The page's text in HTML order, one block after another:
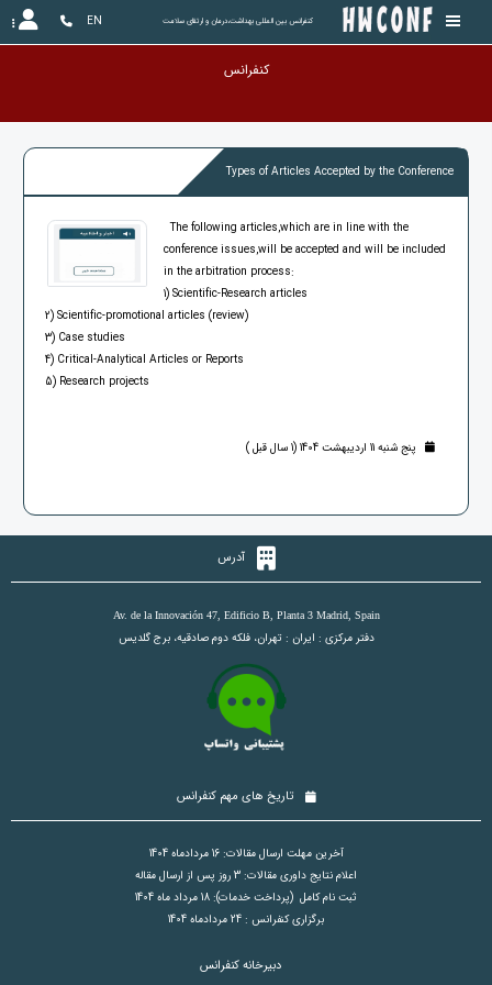
کنفرانس بین المللی بهداشت،درمان و ارتقای سلامت EN
کنفرانس بر
Types of Articles Accepted by the Conference
The following articles,which are in line with the
conference issues,will be accepted and will be included
in the arbitration process:
1) Scientific-Research articles
2) Scientific-promotional articles (review)
3) Case studies
4) Critical-Analytical Articles or Reports
5) Research projects
پنج شنبه 11 اردیبهشت 1404 (1 سال قبل )
آدرس
Av. de la Innovación 47, Edificio B, Planta 3 Madrid, Spain
دفتر مرکزی : ایران : تهران، فلکه دوم صادقیه، برج گلدیس
تاریخ های مهم کنفرانس
آخرین مهلت ارسال مقالات: 16 مردادماه 1404
اعلام نتایج داوری مقالات: 3 روز پس از ارسال مقاله
ثبت نام کامل (پرداخت خدمات): 18 مرداد ماه 1404
برگزاری کنفرانس : 24 مردادماه 1404
دبیرخانه کنفرانس